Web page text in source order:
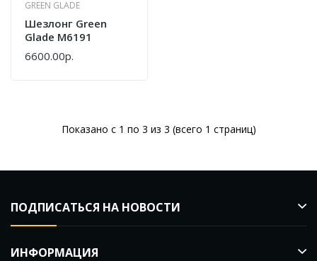
GREEN GLADE
Шезлонг Green
Glade М6191
6600.00р.
Показано с 1 по 3 из 3 (всего 1 страниц)
ПОДПИСАТЬСЯ НА НОВОСТИ
ИНФОРМАЦИЯ